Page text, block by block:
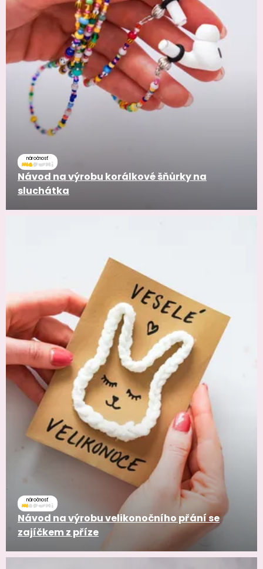
náročnosť
Návod na výrobu korálkové šňůrky na
sluchátka
náročnosť
Návod na výrobu velikonočního přání se
zajíčkem z příze